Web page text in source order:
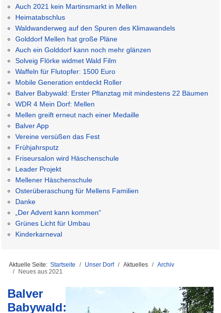
Auch 2021 kein Martinsmarkt in Mellen
Heimatabschlus
Waldwanderweg auf den Spuren des Klimawandels
Golddorf Mellen hat große Pläne
Auch ein Golddorf kann noch mehr glänzen
Solveig Flörke widmet Wald Film
Waffeln für Flutopfer: 1500 Euro
Mobile Generation entdeckt Roller
Balver Babywald: Erster Pflanztag mit mindestens 22 Bäumen
WDR 4 Mein Dorf: Mellen
Mellen greift erneut nach einer Medaille
Balver App
Vereine versüßen das Fest
Frühjahrsputz
Friseursalon wird Häschenschule
Leader Projekt
Mellener Häschenschule
Osterüberaschung für Mellens Familien
Danke
„Der Advent kann kommen“
Grünes Licht für Umbau
Kinderkarneval
Aktuelle Seite: Startseite Unser Dorf Aktuelles
Archiv
Neues aus 2021
Balver
Babywald: